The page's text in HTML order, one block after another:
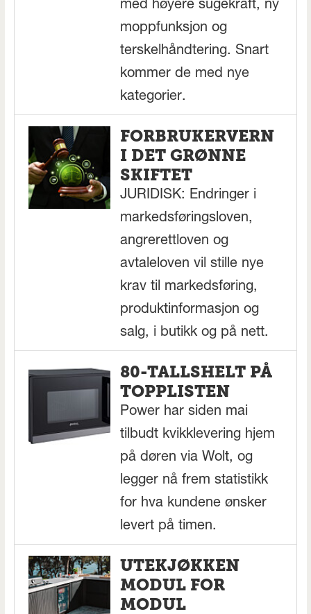
med høyere sugekraft, ny
moppfunksjon og
terskelhåndtering. Snart
kommer de med nye
kategorier.
FORBRUKERVERN
I DET GRØNNE
SKIFTET
JURIDISK: Endringer i
markedsføringsloven,
angrerettloven og
avtaleloven vil stille nye
krav til markedsføring,
produktinformasjon og
salg, i butikk og på nett.
80-TALLSHELT PÅ
TOPPLISTEN
Power har siden mai
tilbudt kvikklevering hjem
på døren via Wolt, og
legger nå frem statistikk
for hva kundene ønsker
levert på timen.
UTEKJØKKEN
MODUL FOR
MODUL